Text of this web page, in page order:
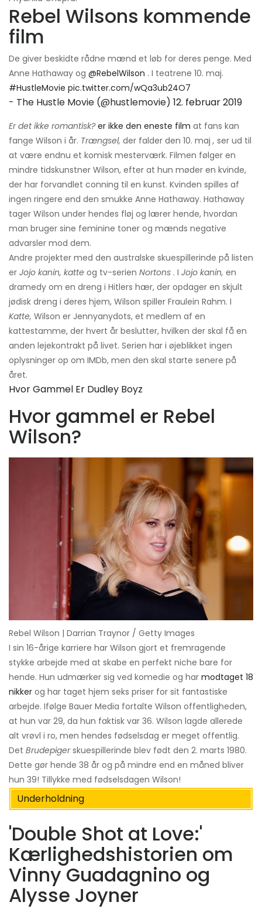
Rebel Wilsons kommende
film
De giver beskidte rådne mænd et løb for deres penge. Med
Anne Hathaway og @RebelWilson . I teatrene 10. maj.
#HustleMovie pic.twitter.com/wQa3ub24O7
- The Hustle Movie (@hustlemovie) 12. februar 2019
Er det ikke romantisk? er ikke den eneste film at fans kan
fange Wilson i år. Trængsel, der falder den 10. maj , ser ud til
at være endnu et komisk mesterværk. Filmen følger en
mindre tidskunstner Wilson, efter at hun møder en kvinde,
der har forvandlet conning til en kunst. Kvinden spilles af
ingen ringere end den smukke Anne Hathaway. Hathaway
tager Wilson under hendes fløj og lærer hende, hvordan
man bruger sine feminine toner og mænds negative
advarsler mod dem.
Andre projekter med den australske skuespillerinde på listen
er Jojo kanin, katte og tv-serien Nortons . I Jojo kanin, en
dramedy om en dreng i Hitlers hær, der opdager en skjult
jødisk dreng i deres hjem, Wilson spiller Fraulein Rahm. I
Katte, Wilson er Jennyanydots, et medlem af en
kattestamme, der hvert år beslutter, hvilken der skal få en
anden lejekontrakt på livet. Serien har i øjeblikket ingen
oplysninger op om IMDb, men den skal starte senere på
året.
Hvor Gammel Er Dudley Boyz
Hvor gammel er Rebel
Wilson?
Rebel Wilson | Darrian Traynor / Getty Images
I sin 16-årige karriere har Wilson gjort et fremragende
stykke arbejde med at skabe en perfekt niche bare for
hende. Hun udmærker sig ved komedie og har modtaget 18
nikker og har taget hjem seks priser for sit fantastiske
arbejde. Ifølge Bauer Media fortalte Wilson offentligheden,
at hun var 29, da hun faktisk var 36. Wilson lagde allerede
alt vrøvl i ro, men hendes fødselsdag er meget offentlig.
Det Brudepigerskuespillerinde blev født den 2. marts 1980.
Dette gør hende 38 år og på mindre end en måned bliver
hun 39! Tillykke med fødselsdagen Wilson!
Underholdning
'Double Shot at Love:'
Kærlighedshistorien om
Vinny Guadagnino og
Alysse Joyner